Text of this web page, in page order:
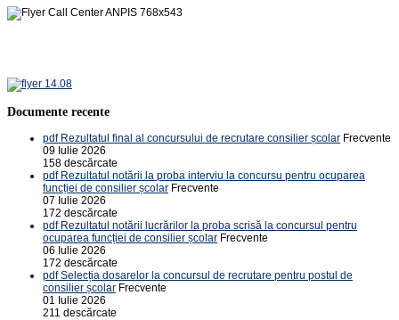
Documente recente
pdf Rezultatul final al concursului de recrutare consilier școlar Frecvente
09 Iulie 2026
158 descărcate
pdf Rezultatul notării la proba interviu la concursu pentru ocuparea
funcției de consilier școlar Frecvente
07 Iulie 2026
172 descărcate
pdf Rezultatul notării lucrărilor la proba scrisă la concursul pentru
ocuparea funcției de consilier școlar Frecvente
06 Iulie 2026
172 descărcate
pdf Selecția dosarelor la concursul de recrutare pentru postul de
consilier școlar Frecvente
01 Iulie 2026
211 descărcate